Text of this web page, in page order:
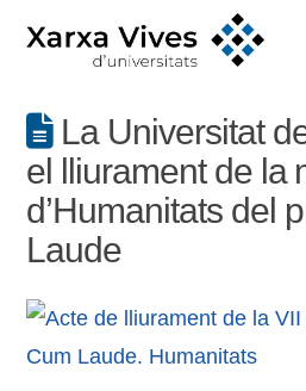
La Universitat
el lliurament de la
d’Humanitats del
Laude